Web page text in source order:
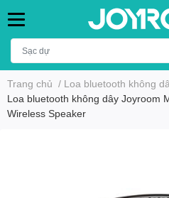
Trang chủ / Loa bluetooth không
Loa bluetooth không dây Joyroom
Wireless Speaker